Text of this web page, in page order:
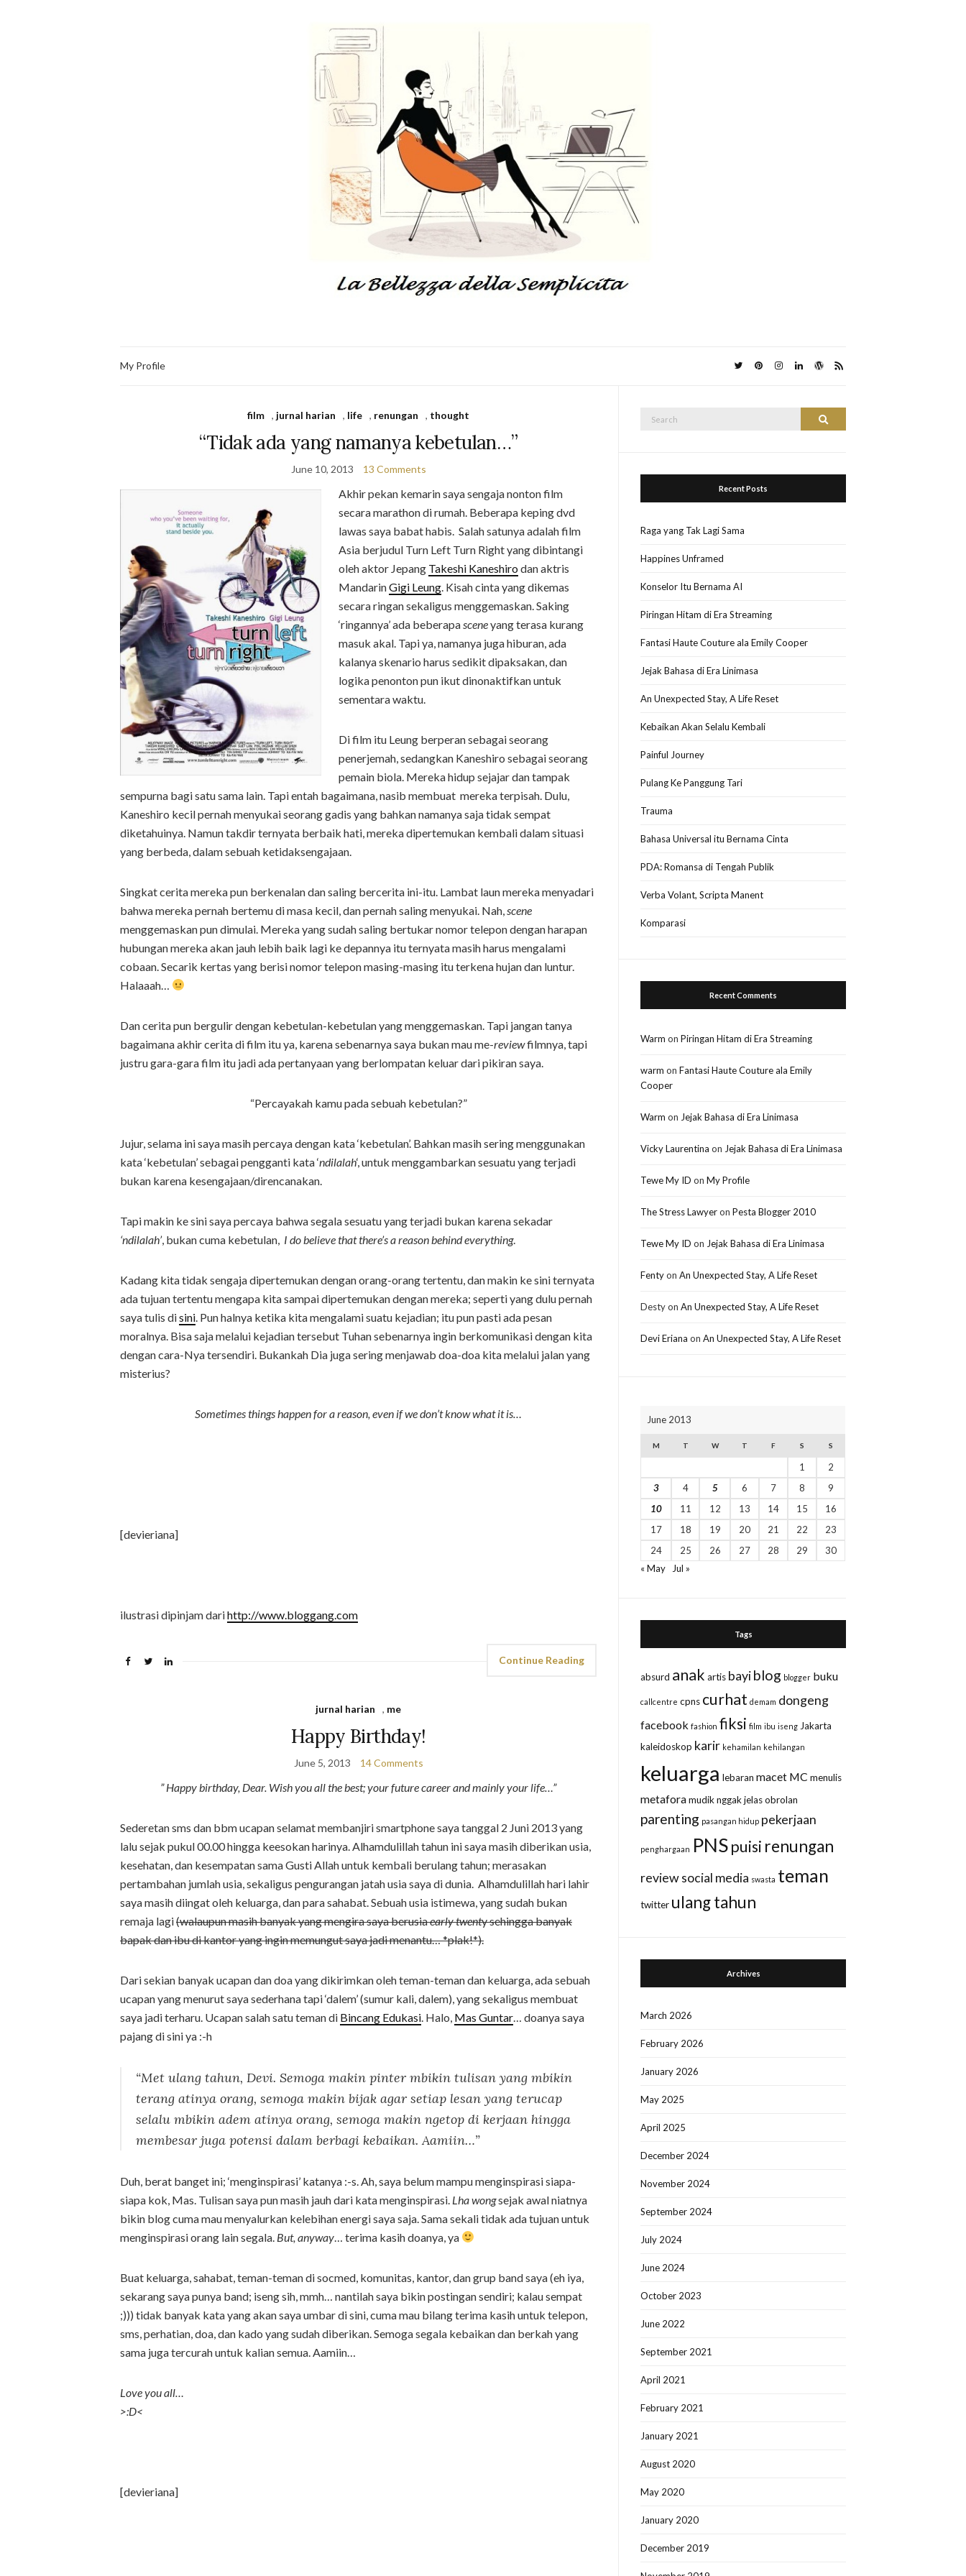
My Profile
film , jurnal harian , life , renungan , thought
“Tidak ada yang namanya kebetulan…”
June 10, 2013 13 Comments
Akhir pekan kemarin saya sengaja nonton film
secara marathon di rumah. Beberapa keping dvd
lawas saya babat habis. Salah satunya adalah film
Asia berjudul Turn Left Turn Right yang dibintangi
oleh aktor Jepang Takeshi Kaneshiro dan aktris
MandarinGigi Leung. Kisah cinta yang dikemas
secara ringan sekaligus menggemaskan. Saking
‘ringannya’ ada beberapasceneyang terasa kurang
masuk akal. Tapi ya, namanya juga hiburan, ada
kalanya skenario harus sedikit dipaksakan, dan
logika penonton pun ikut dinonaktifkan untuk
sementara waktu.
Di film itu Leung berperan sebagai seorang
penerjemah, sedangkan Kaneshiro sebagai seorang
pemain biola. Mereka hidup sejajar dan tampak
sempurna bagi satu sama lain. Tapi entah bagaimana, nasib membuat mereka terpisah. Dulu,
Kaneshiro kecil pernah menyukai seorang gadis yang bahkan namanya saja tidak sempat
diketahuinya. Namun takdir ternyata berbaik hati, mereka dipertemukan kembali dalam situasi
yang berbeda, dalam sebuah ketidaksengajaan.
Singkat cerita mereka pun berkenalan dan saling bercerita ini-itu. Lambat laun mereka menyadari
bahwa mereka pernah bertemu di masa kecil, dan pernah saling menyukai. Nah,scene
menggemaskan pun dimulai. Mereka yang sudah saling bertukar nomor telepon dengan harapan
hubungan mereka akan jauh lebih baik lagi ke depannya itu ternyata masih harus mengalami
cobaan. Secarik kertas yang berisi nomor telepon masing-masing itu terkena hujan dan luntur.
Halaaah…
Dan cerita pun bergulir dengan kebetulan-kebetulan yang menggemaskan. Tapi jangan tanya
bagaimana akhir cerita di film itu ya, karena sebenarnya saya bukan mau me-reviewfilmnya, tapi
justru gara-gara film itu jadi ada pertanyaan yang berlompatan keluar dari pikiran saya.
“Percayakah kamu pada sebuah kebetulan?”
Jujur, selama ini saya masih percaya dengan kata ‘kebetulan’. Bahkan masih sering menggunakan
kata ‘kebetulan’ sebagai pengganti kata ‘ndilalah‘, untuk menggambarkan sesuatu yang terjadi
bukan karena kesengajaan/direncanakan.
Tapi makin ke sini saya percaya bahwa segala sesuatu yang terjadi bukan karena sekadar
‘ndilalah’, bukan cuma kebetulan, I do believe that there’s a reason behind everything.
Kadang kita tidak sengaja dipertemukan dengan orang-orang tertentu, dan makin ke sini ternyata
ada tujuan tertentu mengapa kita sampai dipertemukan dengan mereka; seperti yang dulu pernah
saya tulis disini. Pun halnya ketika kita mengalami suatu kejadian; itu pun pasti ada pesan
moralnya. Bisa saja melalui kejadian tersebut Tuhan sebenarnya ingin berkomunikasi dengan kita
dengan cara-Nya tersendiri. Bukankah Dia juga sering menjawab doa-doa kita melalui jalan yang
misterius?
Sometimes things happen for a reason, even if we don’t know what it is…
[devieriana]
ilustrasi dipinjam darihttp://www.bloggang.com
Continue Reading
jurnal harian , me
Happy Birthday!
June 5, 2013 14 Comments
” Happy birthday, Dear. Wish you all the best; your future career and mainly your life…”
Sederetan sms dan bbm ucapan selamat membanjiri smartphone saya tanggal 2 Juni 2013 yang
lalu sejak pukul 00.00 hingga keesokan harinya. Alhamdulillah tahun ini saya masih diberikan usia,
kesehatan, dan kesempatan sama Gusti Allah untuk kembali berulang tahun; merasakan
pertambahan jumlah usia, sekaligus pengurangan jatah usia saya di dunia. Alhamdulillah hari lahir
saya masih diingat oleh keluarga, dan para sahabat. Sebuah usia istimewa, yang sudah bukan
remaja lagi(walaupun masih banyak yang mengira saya berusiaearly twenty sehingga banyak
bapak dan ibu di kantor yang ingin memungut saya jadi menantu… *plak!*).
Dari sekian banyak ucapan dan doa yang dikirimkan oleh teman-teman dan keluarga, ada sebuah
ucapan yang menurut saya sederhana tapi ‘dalem’ (sumur kali, dalem), yang sekaligus membuat
saya jadi terharu. Ucapan salah satu teman di Bincang Edukasi. Halo, Mas Guntar… doanya saya
pajang di sini ya :-h
“Met ulang tahun, Devi. Semoga makin pinter mbikin tulisan yang mbikin
terang atinya orang, semoga makin bijak agar setiap lesan yang terucap
selalu mbikin adem atinya orang, semoga makin ngetop di kerjaan hingga
membesar juga potensi dalam berbagi kebaikan. Aamiin…”
Duh, berat banget ini; ‘menginspirasi’ katanya :-s. Ah, saya belum mampu menginspirasi siapa-
siapa kok, Mas. Tulisan saya pun masih jauh dari kata menginspirasi. Lha wongsejak awal niatnya
bikin blog cuma mau menyalurkan kelebihan energi saya saja. Sama sekali tidak ada tujuan untuk
menginspirasi orang lain segala. But, anyway… terima kasih doanya, ya
Buat keluarga, sahabat, teman-teman di socmed, komunitas, kantor, dan grup band saya (eh iya,
sekarang saya punya band; iseng sih, mmh… nantilah saya bikin postingan sendiri; kalau sempat
;))) tidak banyak kata yang akan saya umbar di sini, cuma mau bilang terima kasih untuk telepon,
sms, perhatian, doa, dan kado yang sudah diberikan. Semoga segala kebaikan dan berkah yang
sama juga tercurah untuk kalian semua. Aamiin…
Love you all…
>:D<
[devieriana]
Search
Recent Posts
Raga yang Tak Lagi Sama
Happines Unframed
Konselor Itu Bernama AI
Piringan Hitam di Era Streaming
Fantasi Haute Couture ala Emily Cooper
Jejak Bahasa di Era Linimasa
An Unexpected Stay, A Life Reset
Kebaikan Akan Selalu Kembali
Painful Journey
Pulang Ke Panggung Tari
Trauma
Bahasa Universal itu Bernama Cinta
PDA: Romansa di Tengah Publik
Verba Volant, Scripta Manent
Komparasi
Recent Comments
Warm onPiringan Hitam di Era Streaming
warm onFantasi Haute Couture ala Emily
Cooper
Warm on Jejak Bahasa di Era Linimasa
Vicky Laurentina on Jejak Bahasa di Era Linimasa
Tewe My ID onMy Profile
The Stress LawyeronPesta Blogger 2010
Tewe My ID on Jejak Bahasa di Era Linimasa
FentyonAn Unexpected Stay, A Life Reset
DestyonAn Unexpected Stay, A Life Reset
Devi Eriana onAn Unexpected Stay, A Life Reset
June 2013
M T W T F S S
1
2
3
4 5 6 7 8
9
10
11 12 13 14 15
16
17
18 19 20 21 22
23
24
25 26 27 28 29
30
« May
Jul »
Tags
absurd anak artis bayiblog blogger buku
callcentre cpns curhat demam dongeng
facebook fashion fiksi film ibu iseng Jakarta
kaleidoskop karir kehamilan kehilangan
keluarga lebaran macet MC menulis
metafora mudik nggak jelas obrolan
parenting pasangan hidup pekerjaan
penghargaan PNSpuisi renungan
reviewsocial media swasta teman
twitter ulang tahun
Archives
March 2026
February 2026
January 2026
May 2025
April 2025
December 2024
November 2024
September 2024
July 2024
June 2024
October 2023
June 2022
September 2021
April 2021
February 2021
January 2021
August 2020
May 2020
January 2020
December 2019